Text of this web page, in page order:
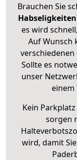
Brauchen Sie
Habseligkeiten
es wird
Auf Wunsch
Sollte es
unser
einem
Kein
sorgen
wird, damit